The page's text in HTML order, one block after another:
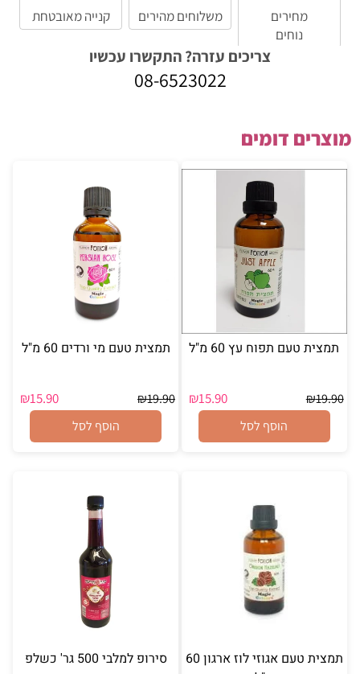
מחירים
נוחים
משלוחים מהירים קנייה מאובטחת
צריכים עזרה? התקשרו עכשיו
08-6523022
מוצרים דומים
תמצית טעם תפוח עץ 60 מ"ל
₪19.90
₪15.90
הוסף לסל
תמצית טעם מי ורדים 60 מ"ל
₪19.90
₪15.90
הוסף לסל
תמצית טעם אגוזי לוז ארגון 60
סירופ למלבי 500 גר' כשלפ